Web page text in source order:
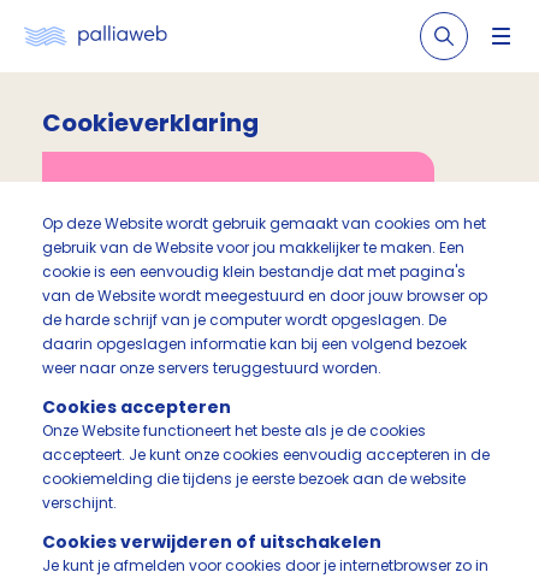
Cookieverklaring
Op deze Website wordt gebruik gemaakt van cookies om het
gebruik van de Website voor jou makkelijker te maken. Een
cookie is een eenvoudig klein bestandje dat met pagina's
van de Website wordt meegestuurd en door jouw browser op
de harde schrijf van je computer wordt opgeslagen. De
daarin opgeslagen informatie kan bij een volgend bezoek
weer naar onze servers teruggestuurd worden.
Cookies accepteren
Onze Website functioneert het beste als je de cookies
accepteert. Je kunt onze cookies eenvoudig accepteren in de
cookiemelding die tijdens je eerste bezoek aan de website
verschijnt.
Cookies verwijderen of uitschakelen
Je kunt je afmelden voor cookies door je internetbrowser zo in